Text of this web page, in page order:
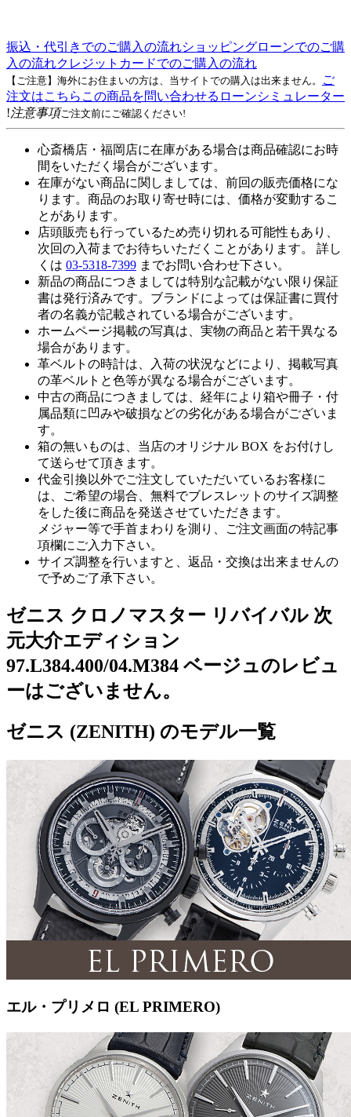
振込・代引きでのご購入の流れショッピングローンでのご購
入の流れクレジットカードでのご購入の流れ
【ご注意】海外にお住まいの方は、当サイトでの購入は出来ません。
ご
注文はこちら この商品を問い合わせる ローンシミュレーター
!注意事項ご注文前にご確認ください!
心斎橋店・福岡店に在庫がある場合は商品確認にお時
間をいただく場合がございます。
在庫がない商品に関しましては、前回の販売価格にな
ります。商品のお取り寄せ時には、価格が変動するこ
とがあります。
店頭販売も行っているため売り切れる可能性もあり、
次回の入荷までお待ちいただくことがあります。 詳し
くは 03-5318-7399 までお問い合わせ下さい。
新品の商品につきましては特別な記載がない限り保証
書は発行済みです。ブランドによっては保証書に買付
者の名義が記載されている場合がございます。
ホームページ掲載の写真は、実物の商品と若干異なる
場合があります。
革ベルトの時計は、入荷の状況などにより、掲載写真
の革ベルトと色等が異なる場合がございます。
中古の商品につきましては、経年により箱や冊子・付
属品類に凹みや破損などの劣化がある場合がございま
す。
箱の無いものは、当店のオリジナル BOX をお付けし
て送らせて頂きます。
代金引換以外でご注文していただいているお客様に
は、ご希望の場合、無料でブレスレットのサイズ調整
をした後に商品を発送させていただきます。
メジャー等で手首まわりを測り、ご注文画面の特記事
項欄にご入力下さい。
サイズ調整を行いますと、返品・交換は出来ませんの
で予めご了承下さい。
ゼニス クロノマスター リバイバル 次
元大介エディション
97.L384.400/04.M384 ベージュのレビュ
ーはございません。
ゼニス (ZENITH) のモデル一覧
エル・プリメロ (EL PRIMERO)